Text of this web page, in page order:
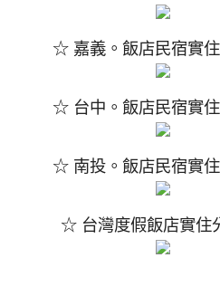
☆ 嘉義。飯店民宿實
☆ 台中。飯店民宿實
☆ 南投。飯店民宿實
☆ 台灣度假飯店實住